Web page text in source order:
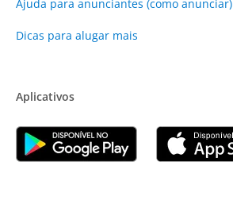
Ajuda para anunciantes (como anunciar)
Dicas para alugar mais
Aplicativos